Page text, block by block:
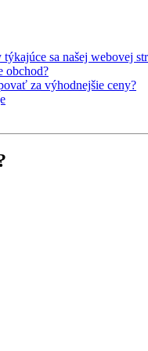
sa našej webovej
obchod?
za výhodnejšie ceny?